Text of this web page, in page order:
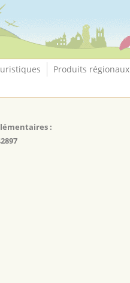
Produits régionaux
: